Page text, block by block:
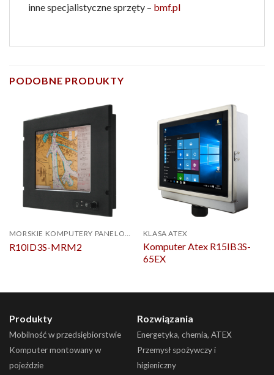
inne specjalistyczne sprzęty – bmf.pl
PODOBNE PRODUKTY
MORSKIE KOMPUTERY PANELOWE
R10ID3S-MRM2
KLASA ATEX
Komputer Atex R15IB3S-
65EX
Produkty
Mobilność w przedsiębiorstwie
Komputer montowany w
pojeździe
Rozwiązania
Energetyka, chemia, ATEX
Przemysł spożywczy i
higieniczny